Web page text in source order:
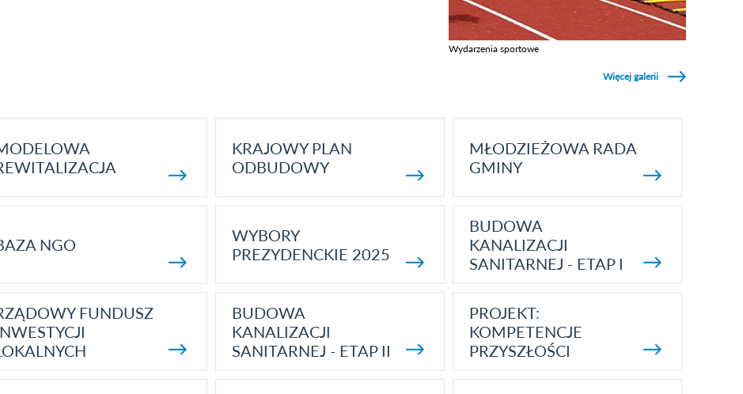
Wydarzenia sportowe
Więcej galerii
KRAJOWY PLAN
ODBUDOWY
MŁODZIEŻOWA RADA
GMINY
NGO
WYBORY
PREZYDENCKIE 2025
BUDOWA
KANALIZACJI
SANITARNEJ - ETAP I
FUNDUSZ
BUDOWA
KANALIZACJI
SANITARNEJ - ETAP II
PROJEKT:
KOMPETENCJE
PRZYSZŁOŚCI